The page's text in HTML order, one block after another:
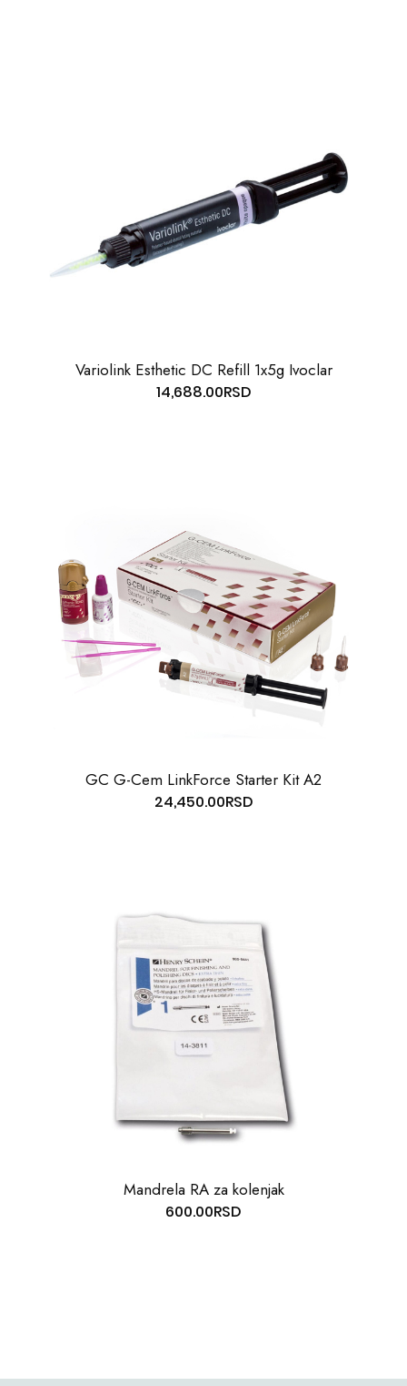
Variolink Esthetic DC Refill 1x5g Ivoclar
14,688.00RSD
GC G-Cem LinkForce Starter Kit A2
24,450.00RSD
Mandrela RA za kolenjak
600.00RSD